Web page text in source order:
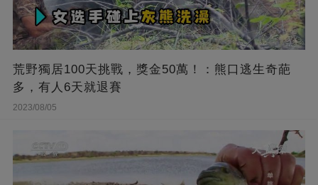
荒野獨居100天挑戰，獎金50萬！：熊口逃生奇葩
多，有人6天就退賽
2023/08/05